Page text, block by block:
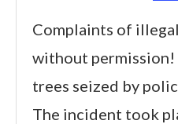
Complaints of
without permission!
trees seized by
The incident took